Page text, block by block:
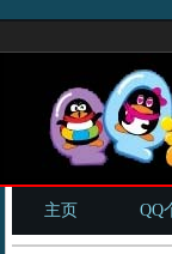
主页 QQ